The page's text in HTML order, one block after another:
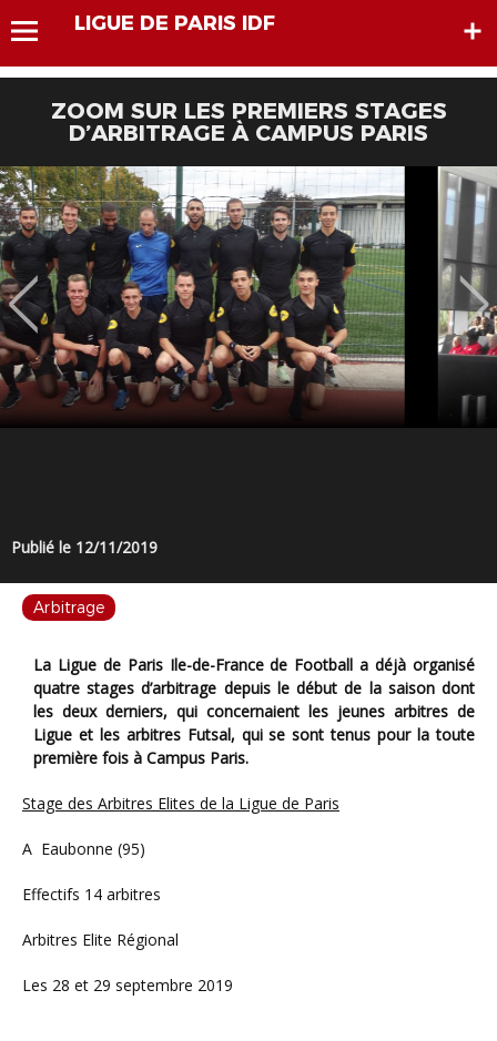
LIGUE DE PARIS IDF
ZOOM SUR LES PREMIERS STAGES
D’ARBITRAGE À CAMPUS PARIS
Publié le 12/11/2019
Arbitrage
La Ligue de Paris Ile-de-France de Football a déjà organisé
quatre stages d’arbitrage depuis le début de la saison dont
les deux derniers, qui concernaient les jeunes arbitres de
Ligue et les arbitres Futsal, qui se sont tenus pour la toute
première fois à Campus Paris.
Stage des Arbitres Elites de la Ligue de Paris
A Eaubonne (95)
Effectifs 14 arbitres
Arbitres Elite Régional
Les 28 et 29 septembre 2019